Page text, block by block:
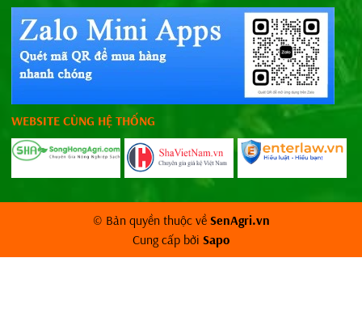
WEBSITE CÙNG HỆ THỐNG
© Bản quyền thuộc về SenAgri.vn
Cung cấp bởi Sapo